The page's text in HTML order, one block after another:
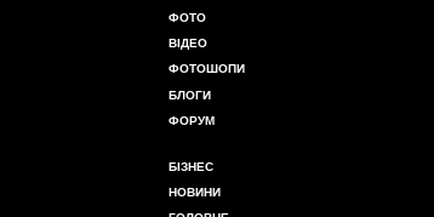
ФОТО
ВІДЕО
ФОТОШОПИ
БЛОГИ
ФОРУМ
БІЗНЕС
НОВИНИ